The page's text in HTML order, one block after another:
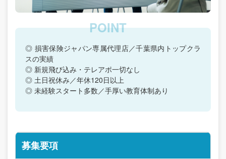
◎ 損害保険ジャパン専属代理店／千葉県内トップクラ
スの実績
◎ 新規飛び込み・テレアポ一切なし
◎ 土日祝休み／年休120日以上
◎ 未経験スタート多数／手厚い教育体制あり
募集要項